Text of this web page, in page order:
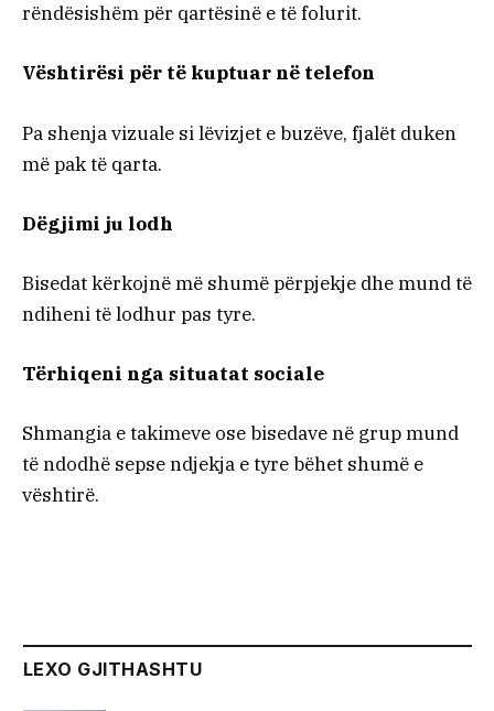
rëndësishëm për qartësinë e të folurit.
Vështirësi për të kuptuar në telefon
Pa shenja vizuale si lëvizjet e buzëve, fjalët duken
më pak të qarta.
Dëgjimi ju lodh
Bisedat kërkojnë më shumë përpjekje dhe mund të
ndiheni të lodhur pas tyre.
Tërhiqeni nga situatat sociale
Shmangia e takimeve ose bisedave në grup mund
të ndodhë sepse ndjekja e tyre bëhet shumë e
vështirë.
LEXO GJITHASHTU